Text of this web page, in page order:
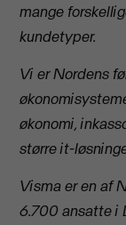
mange
kundetyper.
Vi er Nordens
økonomi,
større it-
Visma er en af
6.700 ansatte i